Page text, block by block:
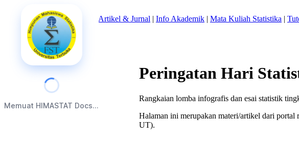
Memuat HIMASTAT Docs...
Beranda|Tentang Kami Artikel & Jurnal | Info Akademik | Mata Kuliah Statistika |
Peringatan Hari
Rangkaian lomba infografis dan esai statistik
Halaman ini merupakan materi/artikel dari
UT).